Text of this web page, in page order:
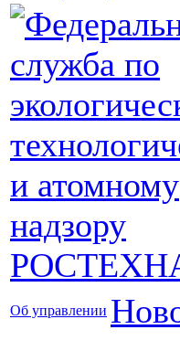
Об управлении